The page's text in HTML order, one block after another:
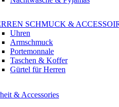
SCHMUCK &
Uhren
Armschmuck
Portemonnale
Taschen & Koffer
Gürtel für Herren
& Accessories